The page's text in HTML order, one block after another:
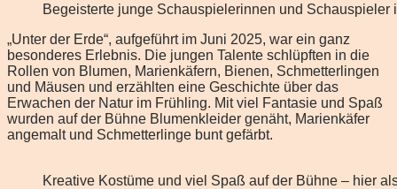
Begeisterte junge Schauspielerinnen und Schauspieler
„Unter der Erde“, aufgeführt im Juni 2025, war ein ganz
besonderes Erlebnis. Die jungen Talente schlüpften in die
Rollen von Blumen, Marienkäfern, Bienen, Schmetterlingen
und Mäusen und erzählten eine Geschichte über das
Erwachen der Natur im Frühling. Mit viel Fantasie und Spaß
wurden auf der Bühne Blumenkleider genäht, Marienkäfer
angemalt und Schmetterlinge bunt gefärbt.
Kreative Kostüme und viel Spaß auf der Bühne – hier